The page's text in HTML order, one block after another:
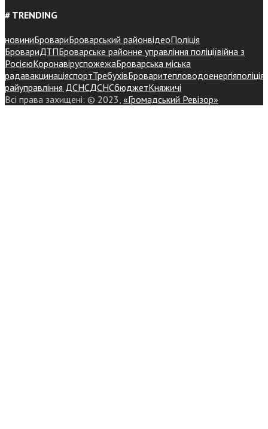
# TRENDING
новиниБровариБроварський районвідеоПоліція
БровариДТПБроварське районне управління поліціївійна з
РосієюКоронавіруспожежаБроварська міська
радавакцинаціяспортТребухівБроваритепловодоенергіяполіція
райуправління ДСНСДСНСбюджетКняжичі
Всі права захищені: © 2023, «Громадський Ревізор»